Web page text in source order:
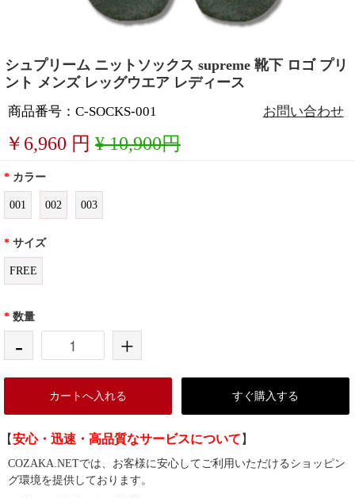
シュプリーム ニットソックス supreme 靴下 ロゴ プリ
ント メンズ レッグウエア レディース
商品番号：C-SOCKS-001 お問い合わせ
￥ 6,960 円 ¥ 10,900円
* カラー
001 002 003
* サイズ
FREE
* 数量
- +
カートへ入れる すぐ購入する
【安心・迅速・高品質なサービスについて 】
COZAKA.NETでは、お客様に安心してご利用いただけるショッピン
グ環境を提供しております。